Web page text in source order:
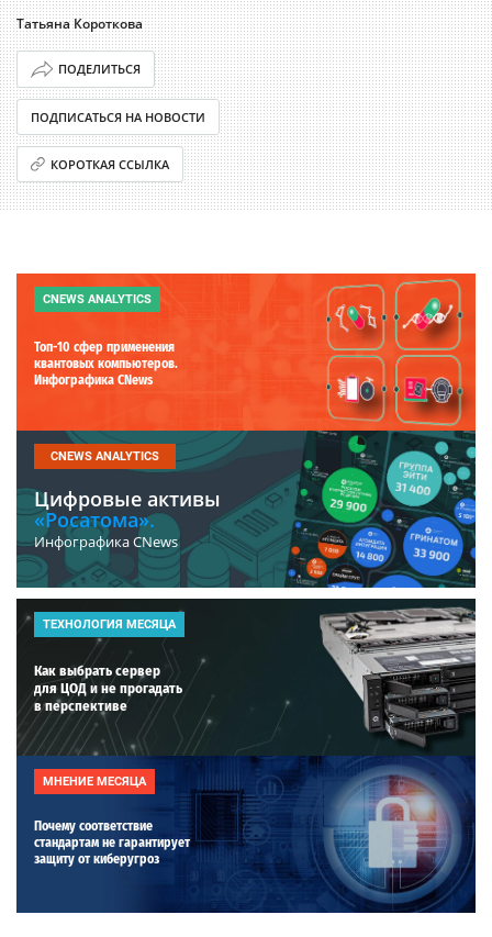
Татьяна Короткова
ПОДЕЛИТЬСЯ
ПОДПИСАТЬСЯ НА НОВОСТИ
КОРОТКАЯ ССЫЛКА
CNEWS ANALYTICS
Топ-10 сфер применения
квантовых компьютеров.
Инфографика CNews
CNEWS ANALYTICS
Цифровые активы
«Росатома».
Инфографика CNews
ТЕХНОЛОГИЯ МЕСЯЦА
Как выбрать сервер
для ЦОД и не прогадать
в перспективе
МНЕНИЕ МЕСЯЦА
Почему соответствие
стандартам не гарантирует
защиту от киберугроз